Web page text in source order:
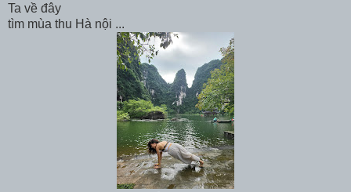
Ta về đây
tìm mùa thu Hà nội ...